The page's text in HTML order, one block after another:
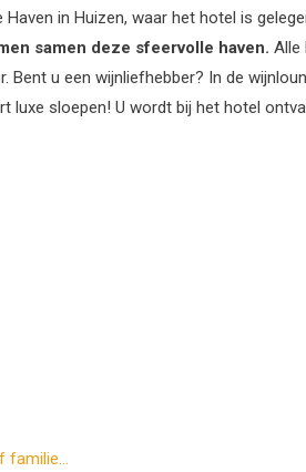
Haven in Huizen, waar het hotel is
samen deze sfeervolle haven. Alle
Bent u een wijnliefhebber? In de
luxe sloepen! U wordt bij het hotel
familie…